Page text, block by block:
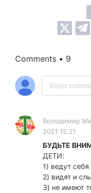
Comments • 9
Володимир
2021 15:21
БУДЬТЕ
ДЕТИ:
1) ведут
2) видят и
3) не имеют